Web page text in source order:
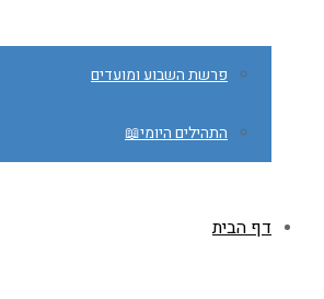
פרשת השבוע ומועדים
התהילים היומי📖
דף הבית